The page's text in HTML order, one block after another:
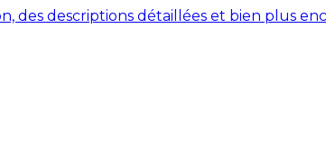
des descriptions détaillées et bien plus